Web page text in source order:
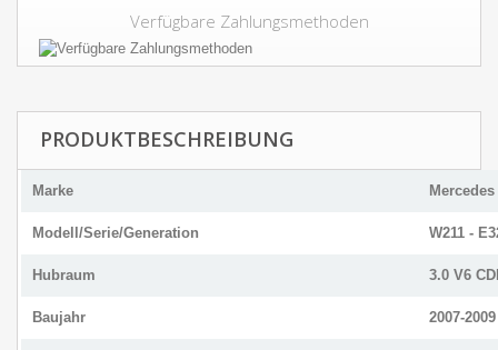
Verfügbare Zahlungsmethoden
PRODUKTBESCHREIBUNG
Marke
Modell/Serie/Generation W211 -
Hubraum 3.0 V6
Baujahr 2007-2009